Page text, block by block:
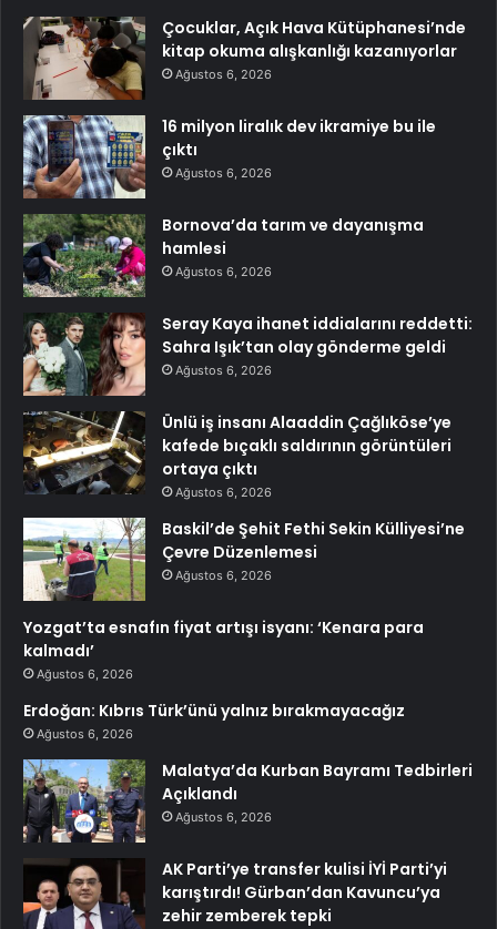
Çocuklar, Açık Hava Kütüphanesi’nde
kitap okuma alışkanlığı kazanıyorlar
Ağustos 6, 2026
16 milyon liralık dev ikramiye bu ile
çıktı
Ağustos 6, 2026
Bornova’da tarım ve dayanışma
hamlesi
Ağustos 6, 2026
Seray Kaya ihanet iddialarını reddetti:
Sahra Işık’tan olay gönderme geldi
Ağustos 6, 2026
Ünlü iş insanı Alaaddin Çağlıköse’ye
kafede bıçaklı saldırının görüntüleri
ortaya çıktı
Ağustos 6, 2026
Baskil’de Şehit Fethi Sekin Külliyesi’ne
Çevre Düzenlemesi
Ağustos 6, 2026
Yozgat’ta esnafın fiyat artışı isyanı: ‘Kenara para
kalmadı’
Ağustos 6, 2026
Erdoğan: Kıbrıs Türk’ünü yalnız bırakmayacağız
Ağustos 6, 2026
Malatya’da Kurban Bayramı Tedbirleri
Açıklandı
Ağustos 6, 2026
AK Parti’ye transfer kulisi İYİ Parti’yi
karıştırdı! Gürban’dan Kavuncu’ya
zehir zemberek tepki